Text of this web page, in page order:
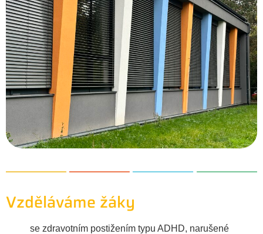
Vzděláváme žáky
se zdravotním postižením typu ADHD, narušené